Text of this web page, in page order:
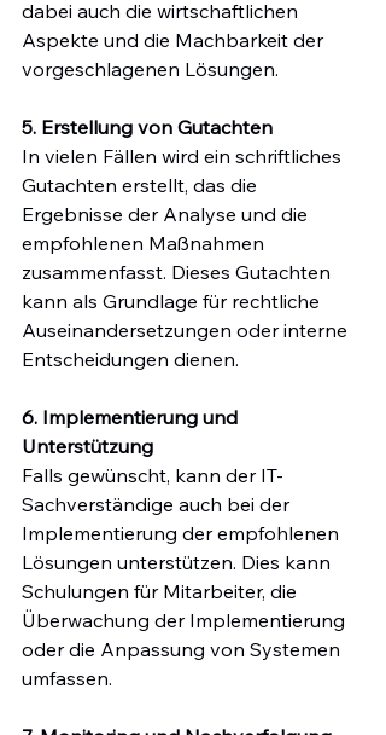
dabei auch die wirtschaftlichen
Aspekte und die Machbarkeit der
vorgeschlagenen Lösungen.
5. Erstellung von Gutachten
In vielen Fällen wird ein schriftliches
Gutachten erstellt, das die
Ergebnisse der Analyse und die
empfohlenen Maßnahmen
zusammenfasst. Dieses Gutachten
kann als Grundlage für rechtliche
Auseinandersetzungen oder interne
Entscheidungen dienen.
6. Implementierung und
Unterstützung
Falls gewünscht, kann der IT-
Sachverständige auch bei der
Implementierung der empfohlenen
Lösungen unterstützen. Dies kann
Schulungen für Mitarbeiter, die
Überwachung der Implementierung
oder die Anpassung von Systemen
umfassen.